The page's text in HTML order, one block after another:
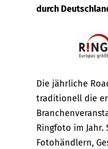
durch
Die jährliche
traditionell die
Ringfoto im Jahr.
Fotohändlern,